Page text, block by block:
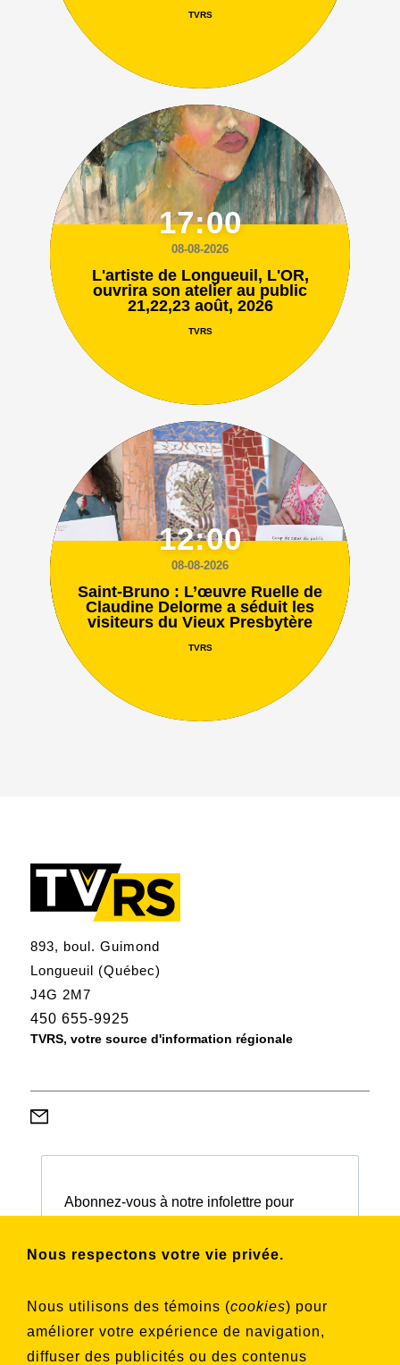
Nous respectons votre vie privée.
Nous utilisons des témoins (cookies) pour
améliorer votre expérience de navigation,
diffuser des publicités ou des contenus
TVRS
17:00
08-08-2026
L'artiste de Longueuil, L'OR,
ouvrira son atelier au public
21,22,23 août, 2026
TVRS
12:00
08-08-2026
Saint-Bruno : L’œuvre Ruelle de
Claudine Delorme a séduit les
visiteurs du Vieux Presbytère
TVRS
893, boul. Guimond
Longueuil (Québec)
J4G 2M7
450 655-9925
TVRS, votre source d'information régionale
Abonnez-vous à notre infolettre pour
souhaitez vous inscrire
Aucune liste sélectionnée